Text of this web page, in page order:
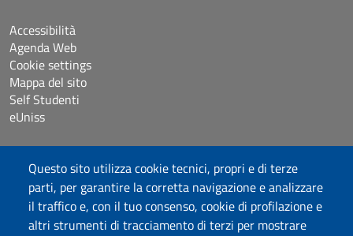
Questo sito utilizza cookie tecnici, propri e di terze
parti, per garantire la corretta navigazione e analizzare
il traffico e, con il tuo consenso, cookie di profilazione e
altri strumenti di tracciamento di terzi per mostrare
Accessibilità
Agenda Web
Cookie settings
Mappa del sito
Self Studenti
eUniss
Dichiarazione di accessibilità
Posta elettronica @uniss.it
Protocollo